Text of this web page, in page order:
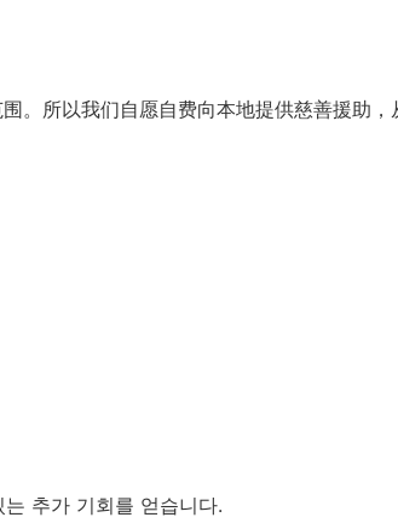
。所以我们自愿自费向本地提供慈善援助
추가 기회를 얻습니다.